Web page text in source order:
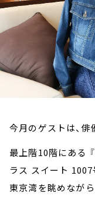
今月のゲストは、俳
最上階10階にある
ラス スイート 1007
東京湾を眺めながら